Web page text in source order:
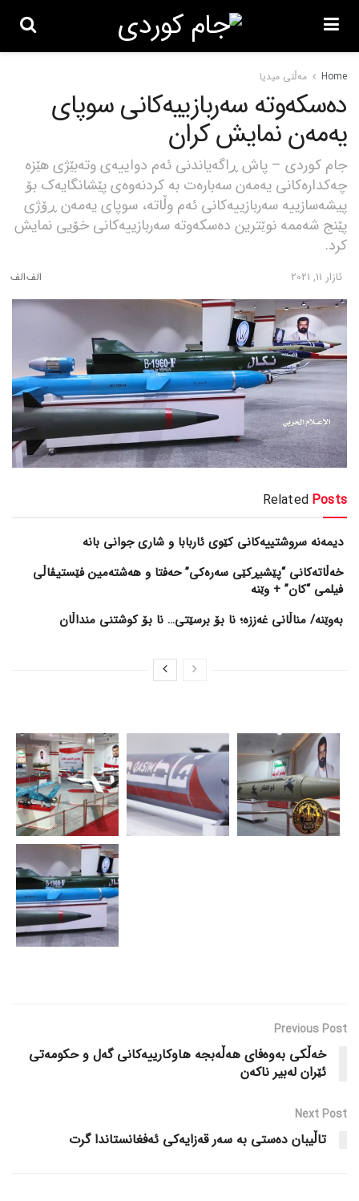
Home مەڵتی میدیا
دەسکەوتە سەربازییەکانی سوپای
یەمەن نمایش کران
جام کوردی – پاش ڕاگەیاندنی ئەم دواییەی وتەبێژی هێزە
چەکدارەکانی یەمەن سەبارەت بە کردنەوەی پێشانگایەک بۆ
پیشەسازییە سەربازییەکانی ئەم وڵاتە، سوپای یەمەن ڕۆژی
پێنج شەممە نوێترین دەسکەوتە سەربازییەکانی خۆیی نمایش
کرد.
ئازار 11, 2021
Related Posts
خه‌ڵاته‌کانی “پێشبڕکێی سه‌ره‌کی” حه‌فتا و هه‌شته‌مین فێستیڤاڵی
فیلمی “کان” + وێنە
بەوێنە/ مناڵانی غەززە؛ نا بۆ برسێتی… نا بۆ کوشتنی منداڵان
Previous Post
خەڵکی بەوەفای هەڵەبجە هاوکارییەکانی گەل و حکومەتی
ئێران لەبیر ناکەن
Next Post
تاڵیبان دەستی بە سەر قەزایەکی ئەفغانستاندا گرت